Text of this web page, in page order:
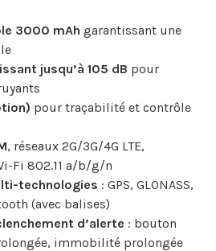
3000 mAh garantissant une
jusqu’à 105 dB pour
pour traçabilité et contrôle
, réseaux 2G/3G/4G LTE,
Fi 802.11 a/b/g/n
technologies : GPS, GLONASS,
(avec balises)
d’alerte : bouton
immobilité prolongée